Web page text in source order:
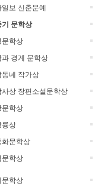
일보 신춘문예
기 문학상
문학상
과 경계 문학상
동네 작가상
사상 장편소설문학상
문학상
륭상
화문학상
문학상
문학상